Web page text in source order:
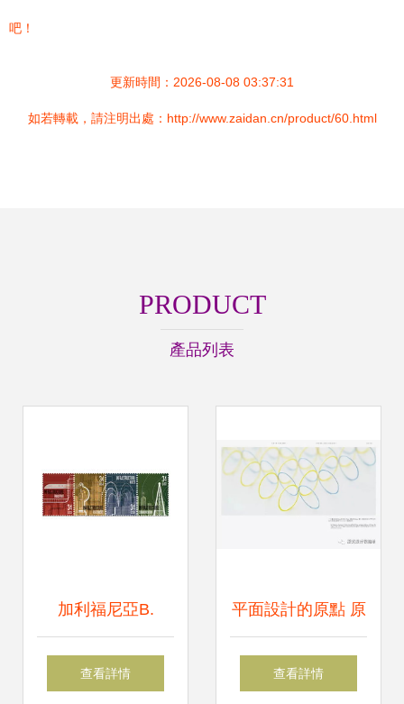
吧！
更新時間：2026-08-08 03:37:31
如若轉載，請注明出處：http://www.zaidan.cn/product/60.html
PRODUCT
產品列表
加利福尼亞B.
Schlitter平面設計
查看詳情
平面設計的原點 原
研哉的留白之謎
查看詳情